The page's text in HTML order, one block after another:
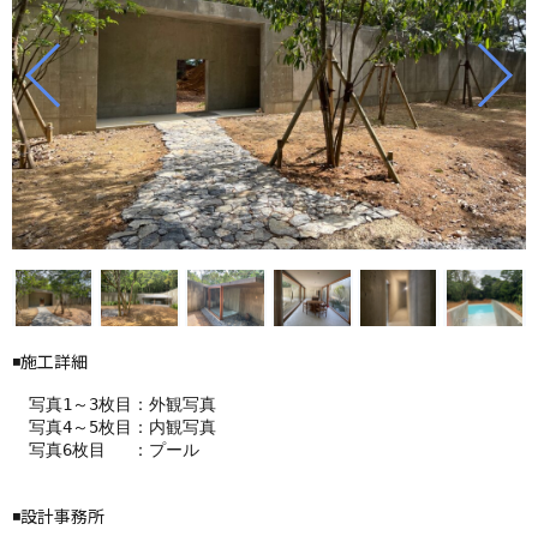
◾️施工詳細
写真1～3枚目：外観写真
写真4～5枚目：内観写真
写真6枚目　 ：プール
◾️設計事務所